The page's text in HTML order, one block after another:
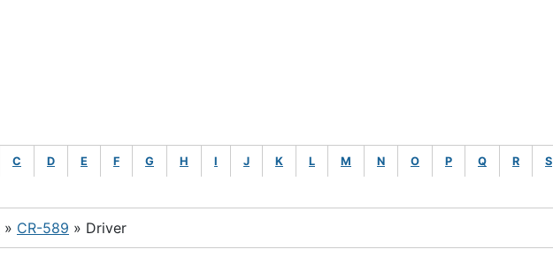
C D E F G H I J K L M N O P Q R S
» CR-589 » Driver